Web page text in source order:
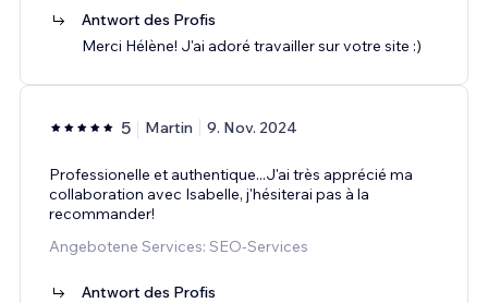
Antwort des Profis
Merci Hélène! J'ai adoré travailler sur votre site :)
5 Martin 9. Nov. 2024
Professionelle et authentique...J'ai très apprécié ma
collaboration avec Isabelle, j'hésiterai pas à la
recommander!
Angebotene Services: SEO-Services
Antwort des Profis